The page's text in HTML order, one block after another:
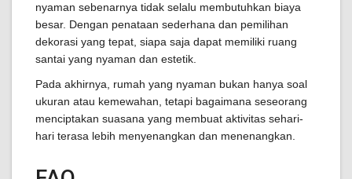
nyaman sebenarnya tidak selalu membutuhkan biaya
besar. Dengan penataan sederhana dan pemilihan
dekorasi yang tepat, siapa saja dapat memiliki ruang
santai yang nyaman dan estetik.
Pada akhirnya, rumah yang nyaman bukan hanya soal
ukuran atau kemewahan, tetapi bagaimana seseorang
menciptakan suasana yang membuat aktivitas sehari-
hari terasa lebih menyenangkan dan menenangkan.